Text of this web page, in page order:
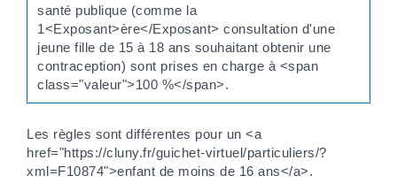
santé publique (comme la
1<Exposant>ère</Exposant> consultation d'une
jeune fille de 15 à 18 ans souhaitant obtenir une
contraception) sont prises en charge à <span
class="valeur">100 %</span>.
Les règles sont différentes pour un <a
href="https://cluny.fr/guichet-virtuel/particuliers/?
xml=F10874">enfant de moins de 16 ans</a>.